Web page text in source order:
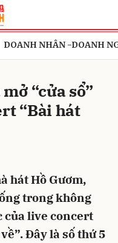
DOANH NHÂN -DOANH
“cửa sổ”
“Bài hát
hát Hồ Gươm,
trong không
của live concert
Đây là số thứ 5
Hủy Gửi